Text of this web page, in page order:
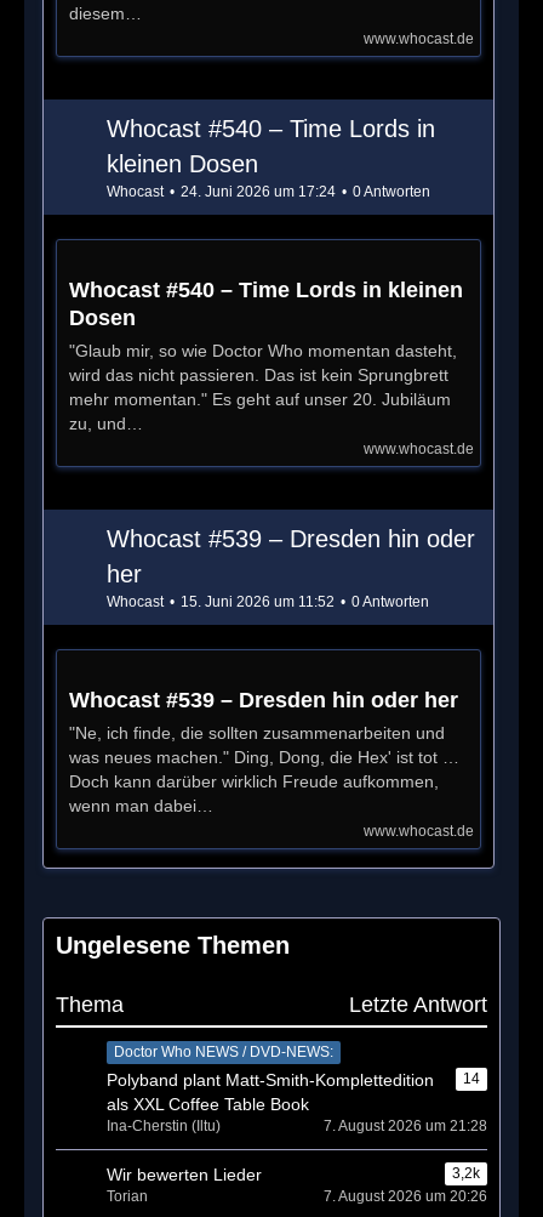
diesem…
www.whocast.de
Whocast #540 – Time Lords in
kleinen Dosen
Whocast 24. Juni 2026 um 17:24 0 Antworten
Whocast #540 – Time Lords in kleinen
Dosen
"Glaub mir, so wie Doctor Who momentan dasteht,
wird das nicht passieren. Das ist kein Sprungbrett
mehr momentan." Es geht auf unser 20. Jubiläum
zu, und…
www.whocast.de
Whocast #539 – Dresden hin oder
her
Whocast 15. Juni 2026 um 11:52 0 Antworten
Whocast #539 – Dresden hin oder her
"Ne, ich finde, die sollten zusammenarbeiten und
was neues machen." Ding, Dong, die Hex' ist tot …
Doch kann darüber wirklich Freude aufkommen,
wenn man dabei…
www.whocast.de
Ungelesene Themen
Thema Letzte Antwort
Doctor Who NEWS / DVD-NEWS:
Polyband plant Matt-Smith-Komplettedition
als XXL Coffee Table Book
14
Ina-Cherstin (Iltu) 7. August 2026 um 21:28
Wir bewerten Lieder
3,2k
Torian
7. August 2026 um 20:26